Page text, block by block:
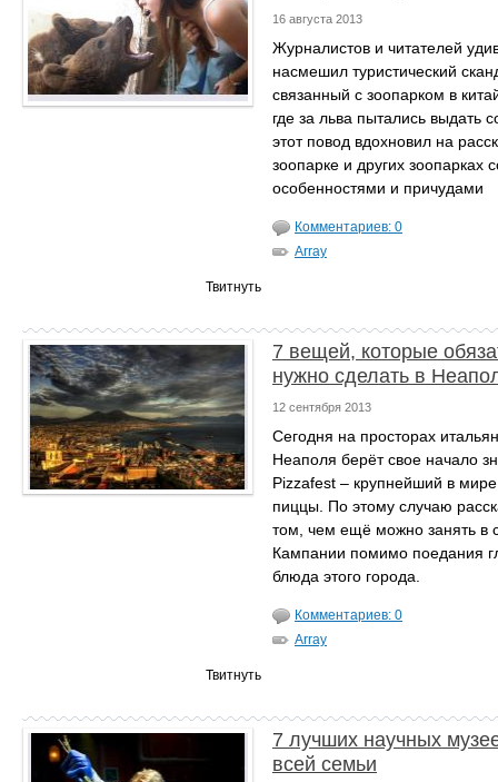
16 августа 2013
Журналистов и читателей
насмешил туристический
связанный с зоопарком в
где за льва пытались выдать
этот повод вдохновил на
зоопарке и других зоопарках
особенностями и причудами
Комментариев: 0
Array
Твитнуть
7 вещей, которые
нужно сделать в
12 сентября 2013
Сегодня на просторах
Неаполя берёт свое начало
Pizzafest – крупнейший в
пиццы. По этому случаю
том, чем ещё можно занять в
Кампании помимо поедания
блюда этого города.
Комментариев: 0
Array
Твитнуть
7 лучших научных
всей семьи